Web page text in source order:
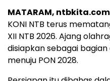
MATARAM,
KONI NTB terus
XII NTB 2026. Ajang
disiapkan sebagai
menuju PON 2028.